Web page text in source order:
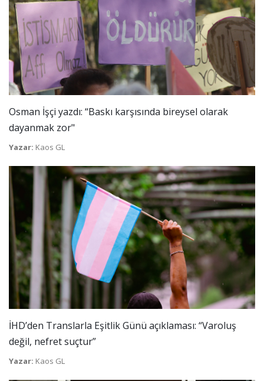
Osman İşçi yazdı: “Baskı karşısında bireysel olarak
dayanmak zor"
Yazar: Kaos GL
İHD’den Translarla Eşitlik Günü açıklaması: “Varoluş
değil, nefret suçtur”
Yazar: Kaos GL